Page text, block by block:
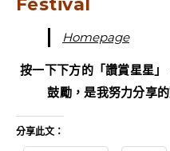
Festival
Homepage
按一下下方的「讚賞星星
鼓勵，是我努力分享的
分享此文：